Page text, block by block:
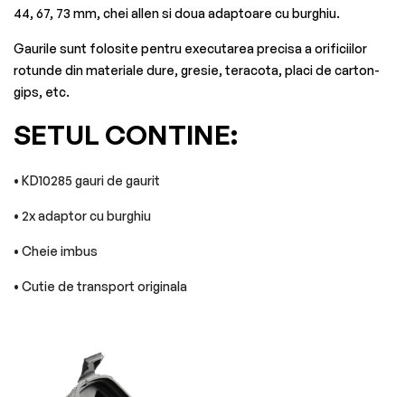
44, 67, 73 mm, chei allen si doua adaptoare cu burghiu.
Gaurile sunt folosite pentru executarea precisa a orificiilor
rotunde din materiale dure, gresie, teracota, placi de carton-
gips, etc.
SETUL CONTINE:
• KD10285 gauri de gaurit
• 2x adaptor cu burghiu
• Cheie imbus
• Cutie de transport originala